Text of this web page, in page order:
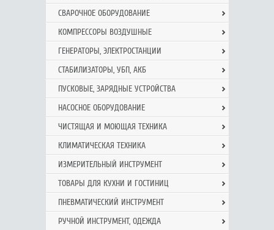
СВАРОЧНОЕ ОБОРУДОВАНИЕ
КОМПРЕССОРЫ ВОЗДУШНЫЕ
ГЕНЕРАТОРЫ, ЭЛЕКТРОСТАНЦИИ
СТАБИЛИЗАТОРЫ, УБП, АКБ
ПУСКОВЫЕ, ЗАРЯДНЫЕ УСТРОЙСТВА
НАСОСНОЕ ОБОРУДОВАНИЕ
ЧИСТЯЩАЯ И МОЮЩАЯ ТЕХНИКА
КЛИМАТИЧЕСКАЯ ТЕХНИКА
ИЗМЕРИТЕЛЬНЫЙ ИНСТРУМЕНТ
ТОВАРЫ ДЛЯ КУХНИ И ГОСТИНИЦ
ПНЕВМАТИЧЕСКИЙ ИНСТРУМЕНТ
РУЧНОЙ ИНCТРУМЕНТ, ОДЕЖДА